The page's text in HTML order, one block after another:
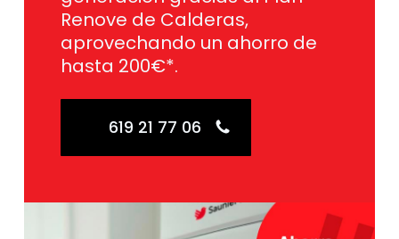
Renove de Calderas,
aprovechando un ahorro de
hasta 200€*.
619 21 77 06